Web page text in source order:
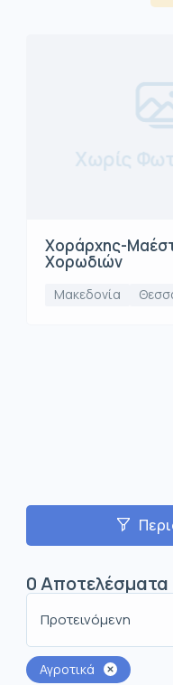
Χωρίς
Χοράρχης-
Χορωδιών
Μακεδονία
0Αποτελέσματα
Προτεινόμενη
Αγροτικά